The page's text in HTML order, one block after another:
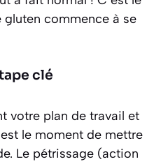
gluten commence à se
clé
votre plan de travail et
le moment de mettre
Le pétrissage (action